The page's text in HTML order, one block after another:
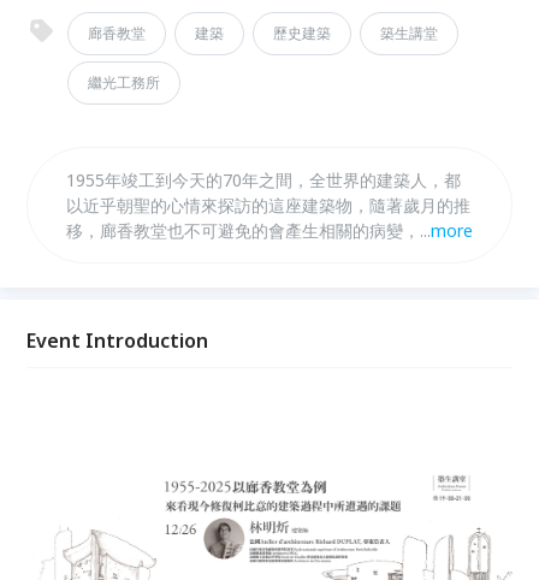
廊香教堂 建築 歷史建築 築生講堂
繼光工務所
1955年竣工到今天的70年之間，全世界的建築人，都
以近乎朝聖的心情來探訪的這座建築物，隨著歲月的推
移，廊香教堂也不可避免的會產生相關的病變，需要專
實際操作方法，運用在這座現代主義的重要作品之上。
...more
Event Introduction